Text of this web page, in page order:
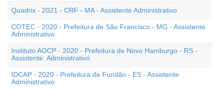
Quadrix - 2021 - CRF - MA - Assistente Administrativo
COTEC - 2020 - Prefeitura de São Francisco - MG - Assistente
Administrativo
Instituto AOCP - 2020 - Prefeitura de Novo Hamburgo - RS -
Assistente: Administrativo
IDCAP - 2020 - Prefeitura de Fundão - ES - Assistente
Administrativo